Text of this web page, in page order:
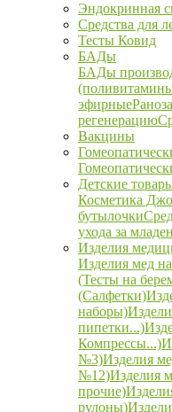
Эндокринная
Средства для
Тесты Ковид
БАДы
БАДы
эфирные
регенерацию
Вакцины
Детские
Косметика
бутылочки
ухода за
Изделия
Изделия мед
(Тесты на
(Салфетки)
наборы)
пипетки...)
Компрессы...)
№3)Изделия
№12)Изделия
прочие)
рулоны)